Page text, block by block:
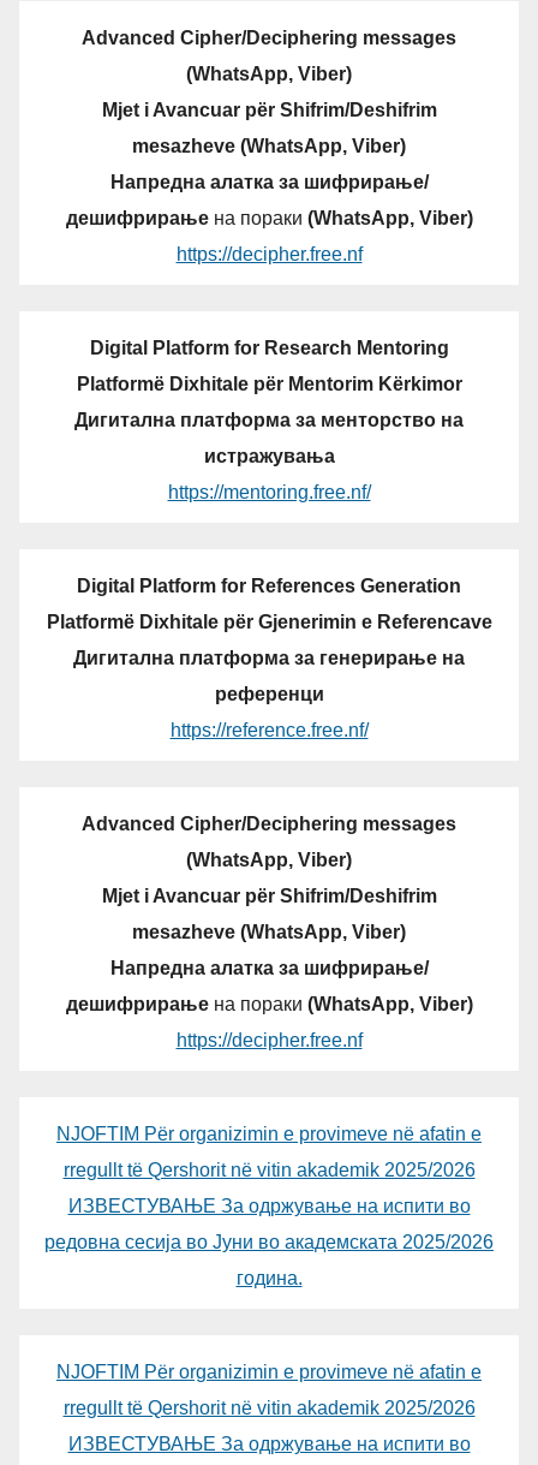
Advanced Cipher/Deciphering messages
(WhatsApp, Viber)
Mjet i Avancuar për Shifrim/Deshifrim
mesazheve (WhatsApp, Viber)
Напредна алатка за шифрирање/
дешифрирањена пораки (WhatsApp, Viber)
https://decipher.free.nf
Digital Platform for Research Mentoring
Platformë Dixhitale për Mentorim Kërkimor
Дигитална платформа за менторство на
истражувања
https://mentoring.free.nf/
Digital Platform for References Generation
Platformë Dixhitale për Gjenerimin e Referencave
Дигитална платформа за генерирање на
референци
https://reference.free.nf/
Advanced Cipher/Deciphering messages
(WhatsApp, Viber)
Mjet i Avancuar për Shifrim/Deshifrim
mesazheve (WhatsApp, Viber)
Напредна алатка за шифрирање/
дешифрирањена пораки (WhatsApp, Viber)
https://decipher.free.nf
NJOFTIM Për organizimin e provimeve në afatin e
rregullt të Qershorit në vitin akademik 2025/2026
ИЗВЕСТУВАЊЕ За одржување на испити во
редовна сесија во Јуни во академската 2025/2026
година.
NJOFTIM Për organizimin e provimeve në afatin e
rregullt të Qershorit në vitin akademik 2025/2026
ИЗВЕСТУВАЊЕ За одржување на испити во